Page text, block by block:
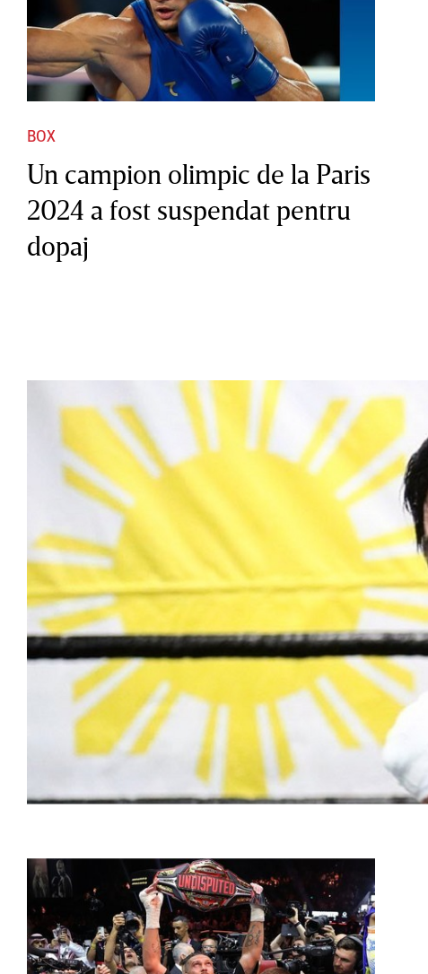
BOX
Un campion olimpic de la Paris
2024 a fost suspendat pentru
dopaj